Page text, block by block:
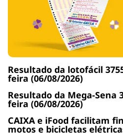
Resultado da lotofácil
feira (06/08/2026)
Resultado da Mega-Sena
feira (06/08/2026)
CAIXA e iFood facilitam
motos e bicicletas